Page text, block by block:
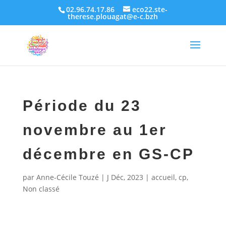
02.96.74.17.86 eco22.ste-
therese.plouagat@e-c.bzh
Période du 23
novembre au 1er
décembre en GS-CP
par Anne-Cécile Touzé | J Déc, 2023 | accueil, cp,
Non classé